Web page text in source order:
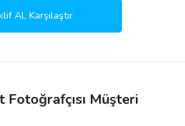
Al, Karşılaştır
Müşteri